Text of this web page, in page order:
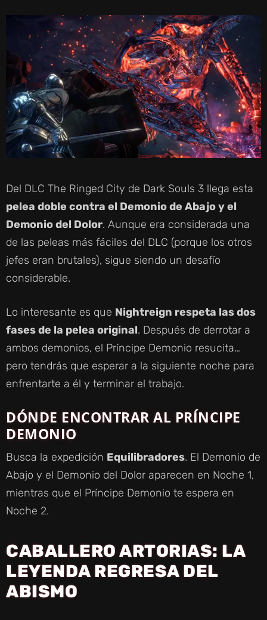
Del DLC The Ringed City de Dark Souls 3 llega esta
pelea doble contra el Demonio de Abajo y el
Demonio del Dolor. Aunque era considerada una
de las peleas más fáciles del DLC (porque los otros
jefes eran brutales), sigue siendo un desafío
considerable.
Lo interesante es que Nightreign respeta las dos
fases de la pelea original. Después de derrotar a
ambos demonios, el Príncipe Demonio resucita…
pero tendrás que esperar a la siguiente noche para
enfrentarte a él y terminar el trabajo.
DÓNDE ENCONTRAR AL PRÍNCIPE
DEMONIO
Busca la expedición Equilibradores. El Demonio de
Abajo y el Demonio del Dolor aparecen en Noche 1,
mientras que el Príncipe Demonio te espera en
Noche 2.
CABALLERO ARTORIAS: LA
LEYENDA REGRESA DEL
ABISMO